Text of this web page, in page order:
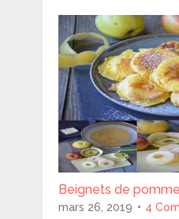
Beignets de
mars 26, 2019 4